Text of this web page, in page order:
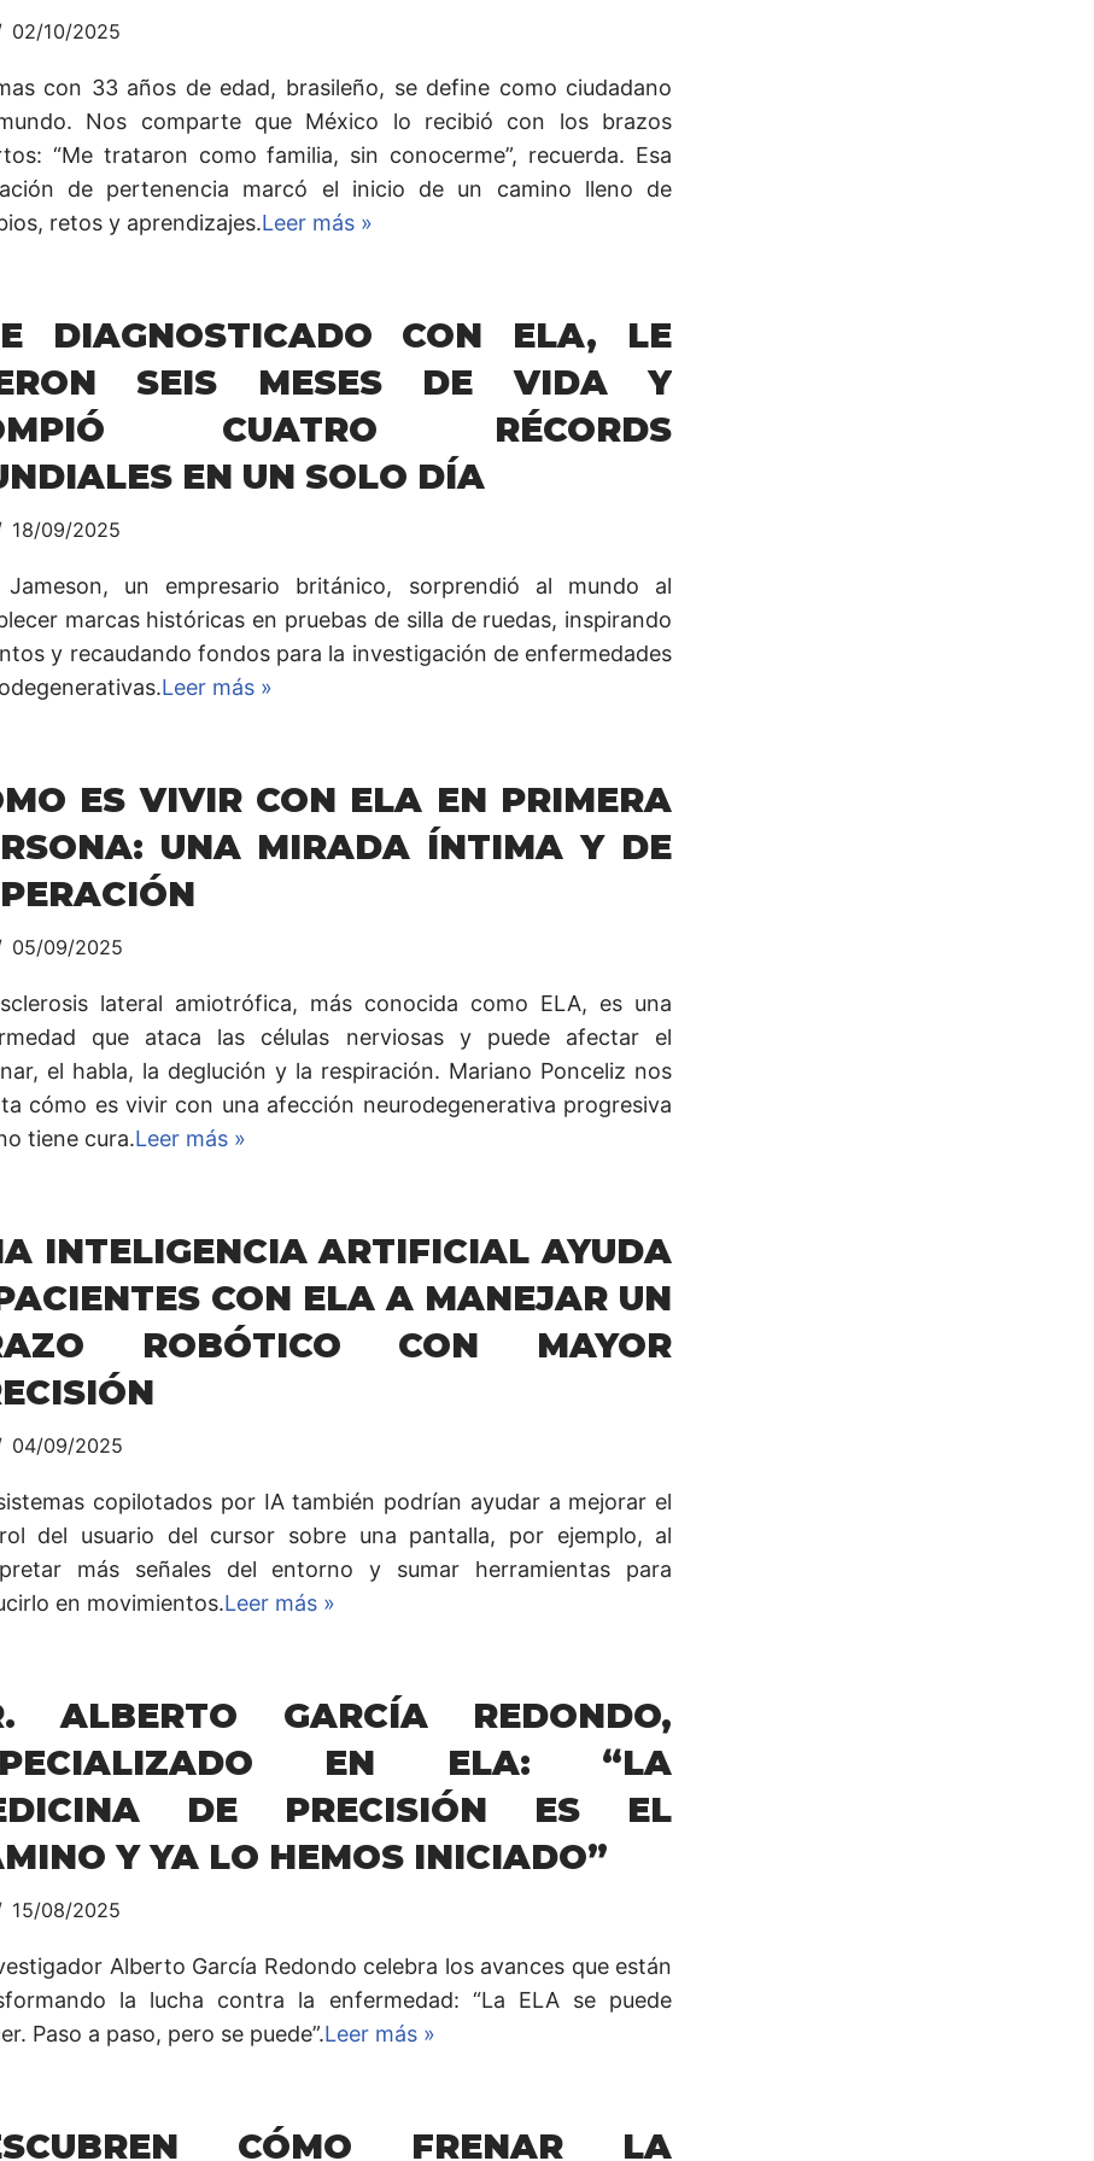
02/10/2025
con 33 años de edad, brasileño, se define como ciudadano
Nos comparte que México lo recibió con los brazos
“Me trataron como familia, sin conocerme”, recuerda. Esa
de pertenencia marcó el inicio de un camino lleno de
retos y aprendizajes.Leer más »
DIAGNOSTICADO CON ELA, LE
SEIS MESES DE VIDA Y
CUATRO RÉCORDS
EN UN SOLO DÍA
18/09/2025
Jameson, un empresario británico, sorprendió al mundo al
marcas históricas en pruebas de silla de ruedas, inspirando
y recaudando fondos para la investigación de enfermedades
Leer más »
ES VIVIR CON ELA EN PRIMERA
UNA MIRADA ÍNTIMA Y DE
05/09/2025
lateral amiotrófica, más conocida como ELA, es una
que ataca las células nerviosas y puede afectar el
el habla, la deglución y la respiración. Mariano Ponceliz nos
cómo es vivir con una afección neurodegenerativa progresiva
tiene cura.Leer más »
INTELIGENCIA ARTIFICIAL AYUDA
CON ELA A MANEJAR UN
ROBÓTICO CON MAYOR
04/09/2025
copilotados por IA también podrían ayudar a mejorar el
del usuario del cursor sobre una pantalla, por ejemplo, al
más señales del entorno y sumar herramientas para
en movimientos.Leer más »
ALBERTO GARCÍA REDONDO,
EN ELA: “LA
DE PRECISIÓN ES EL
Y YA LO HEMOS INICIADO”
15/08/2025
Alberto García Redondo celebra los avances que están
la lucha contra la enfermedad: “La ELA se puede
Paso a paso, pero se puede”.Leer más »
CÓMO FRENAR LA